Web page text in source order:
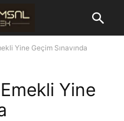
Yine Geçim Sınavında
Yine